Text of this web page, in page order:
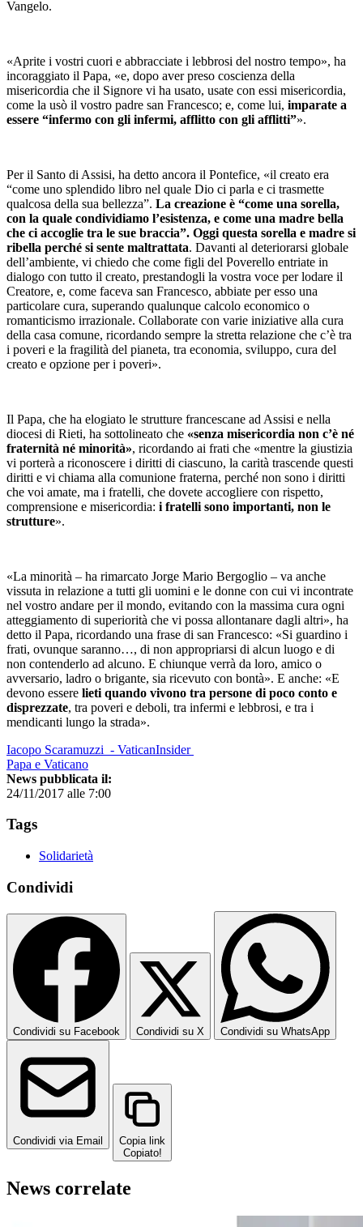
Vangelo.
«Aprite i vostri cuori e abbracciate i lebbrosi del nostro tempo», ha
incoraggiato il Papa, «e, dopo aver preso coscienza della
misericordia che il Signore vi ha usato, usate con essi misericordia,
come la usò il vostro padre san Francesco; e, come lui, imparate a
essere “infermo con gli infermi, afflitto con gli afflitti”».
Per il Santo di Assisi, ha detto ancora il Pontefice, «il creato era
“come uno splendido libro nel quale Dio ci parla e ci trasmette
qualcosa della sua bellezza”. La creazione è “come una sorella,
con la quale condividiamo l’esistenza, e come una madre bella
che ci accoglie tra le sue braccia”. Oggi questa sorella e madre si
ribella perché si sente maltrattata. Davanti al deteriorarsi globale
dell’ambiente, vi chiedo che come figli del Poverello entriate in
dialogo con tutto il creato, prestandogli la vostra voce per lodare il
Creatore, e, come faceva san Francesco, abbiate per esso una
particolare cura, superando qualunque calcolo economico o
romanticismo irrazionale. Collaborate con varie iniziative alla cura
della casa comune, ricordando sempre la stretta relazione che c’è tra
i poveri e la fragilità del pianeta, tra economia, sviluppo, cura del
creato e opzione per i poveri».
Il Papa, che ha elogiato le strutture francescane ad Assisi e nella
diocesi di Rieti, ha sottolineato che «senza misericordia non c’è né
fraternità né minorità», ricordando ai frati che «mentre la giustizia
vi porterà a riconoscere i diritti di ciascuno, la carità trascende questi
diritti e vi chiama alla comunione fraterna, perché non sono i diritti
che voi amate, ma i fratelli, che dovete accogliere con rispetto,
comprensione e misericordia: i fratelli sono importanti, non le
strutture».
«La minorità – ha rimarcato Jorge Mario Bergoglio – va anche
vissuta in relazione a tutti gli uomini e le donne con cui vi incontrate
nel vostro andare per il mondo, evitando con la massima cura ogni
atteggiamento di superiorità che vi possa allontanare dagli altri», ha
detto il Papa, ricordando una frase di san Francesco: «Si guardino i
frati, ovunque saranno…, di non appropriarsi di alcun luogo e di
non contenderlo ad alcuno. E chiunque verrà da loro, amico o
avversario, ladro o brigante, sia ricevuto con bontà». E anche: «E
devono essere lieti quando vivono tra persone di poco conto e
disprezzate, tra poveri e deboli, tra infermi e lebbrosi, e tra i
mendicanti lungo la strada».
Iacopo Scaramuzzi - VaticanInsider
Papa e Vaticano
News pubblicata il:
24/11/2017 alle 7:00
Tags
Solidarietà
Condividi
Condividi su Facebook Condividi su X Condividi su WhatsApp
Condividi via Email
Copia link
Copiato!
News correlate